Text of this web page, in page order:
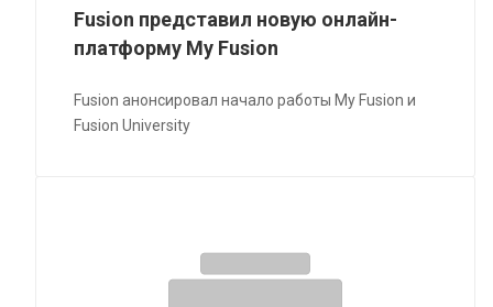
Fusion представил новую онлайн-
платформу My Fusion
Fusion анонсировал начало работы My Fusion и
Fusion University